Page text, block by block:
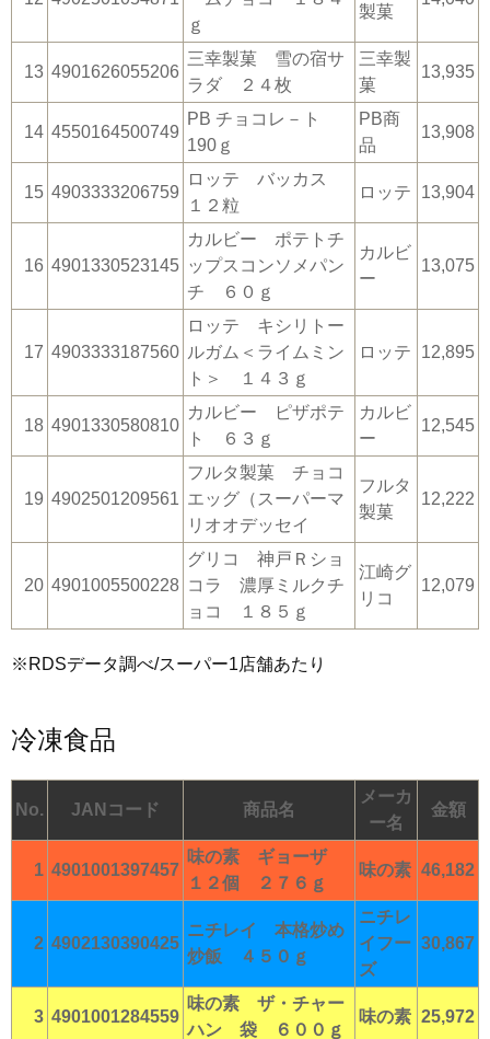
ｇ
製菓
13 4901626055206
三幸製菓 雪の宿サ
ラダ ２４枚
三幸製
菓
13,935
14 4550164500749
PB チョコレ－ト
190ｇ
PB商
品
13,908
15 4903333206759
ロッテ バッカス
１２粒
ロッテ 13,904
16 4901330523145
カルビー ポテトチ
ップスコンソメパン
チ ６０ｇ
カルビ
ー
13,075
17 4903333187560
ロッテ キシリトー
ルガム＜ライムミン
ト＞ １４３ｇ
ロッテ 12,895
18 4901330580810
カルビー ピザポテ
ト ６３ｇ
カルビ
ー
12,545
19 4902501209561
フルタ製菓 チョコ
エッグ（スーパーマ
リオオデッセイ
フルタ
製菓
12,222
20 4901005500228
グリコ 神戸Ｒショ
コラ 濃厚ミルクチ
ョコ １８５ｇ
江崎グ
リコ
12,079
※RDSデータ調べ/スーパー1店舗あたり
冷凍食品
No. JANコード 商品名
メーカ
ー名
金額
1 4901001397457
味の素 ギョーザ
１２個 ２７６ｇ
味の素 46,182
2 4902130390425
ニチレイ 本格炒め
炒飯 ４５０ｇ
ニチレ
イフー
ズ
30,867
3 4901001284559
味の素 ザ・チャー
ハン 袋 ６００ｇ
味の素 25,972